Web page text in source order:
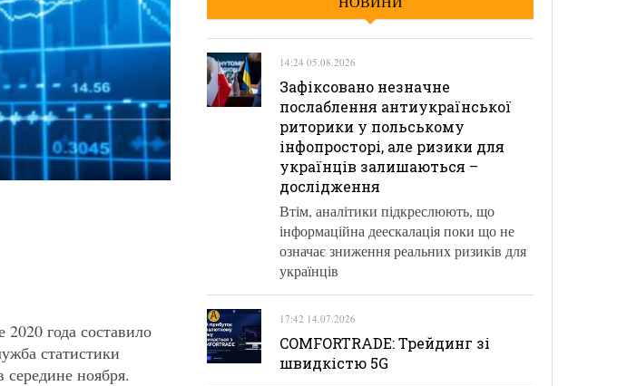
года составило
статистики
ноября.
14:24 05.08.2026
Зафіксовано незначне
послаблення антиукраїнської
риторики у польському
інфопросторі, але ризики для
українців залишаються –
дослідження
Втім, аналітики підкреслюють, що
інформаційна деескалація поки що не
означає зниження реальних ризиків для
українців
17:42 14.07.2026
COMFORTRADE: Трейдинг зі
швидкістю 5G